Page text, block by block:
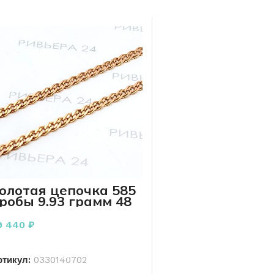
цепочка 585
9.93 грамм 48
440₽
0330140702